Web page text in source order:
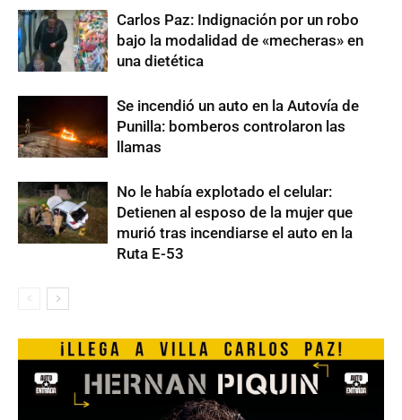
Carlos Paz: Indignación por un robo
bajo la modalidad de «mecheras» en
una dietética
Se incendió un auto en la Autovía de
Punilla: bomberos controlaron las
llamas
No le había explotado el celular:
Detienen al esposo de la mujer que
murió tras incendiarse el auto en la
Ruta E-53